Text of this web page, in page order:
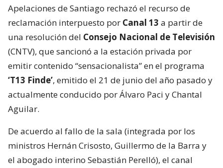
Apelaciones de Santiago rechazó el recurso de
reclamación interpuesto por Canal 13 a partir de
una resolución del Consejo Nacional de Televisión
(CNTV), que sancionó a la estación privada por
emitir contenido “sensacionalista” en el programa
‘T13 Finde’, emitido el 21 de junio del año pasado y
actualmente conducido por Álvaro Paci y Chantal
Aguilar.
De acuerdo al fallo de la sala (integrada por los
ministros Hernán Crisosto, Guillermo de la Barra y
el abogado interino Sebastián Perelló), el canal